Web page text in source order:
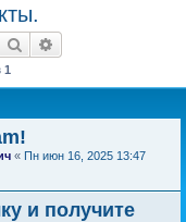
Поиск
1
« Пн июн 16, 2025 13:47
и получите